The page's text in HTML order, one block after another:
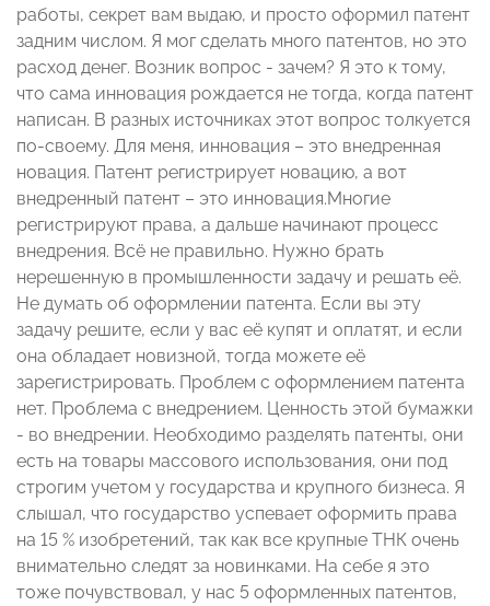
работы, секрет вам выдаю, и просто оформил патент
задним числом. Я мог сделать много патентов, но это
расход денег. Возник вопрос - зачем? Я это к тому,
что сама инновация рождается не тогда, когда патент
написан. В разных источниках этот вопрос толкуется
по-своему. Для меня, инновация – это внедренная
новация. Патент регистрирует новацию, а вот
внедренный патент – это инновация.Многие
регистрируют права, а дальше начинают процесс
внедрения. Всё не правильно. Нужно брать
нерешенную в промышленности задачу и решать её.
Не думать об оформлении патента. Если вы эту
задачу решите, если у вас её купят и оплатят, и если
она обладает новизной, тогда можете её
зарегистрировать. Проблем с оформлением патента
нет. Проблема с внедрением. Ценность этой бумажки
- во внедрении. Необходимо разделять патенты, они
есть на товары массового использования, они под
строгим учетом у государства и крупного бизнеса. Я
слышал, что государство успевает оформить права
на 15 % изобретений, так как все крупные ТНК очень
внимательно следят за новинками. На себе я это
тоже почувствовал, у нас 5 оформленных патентов,